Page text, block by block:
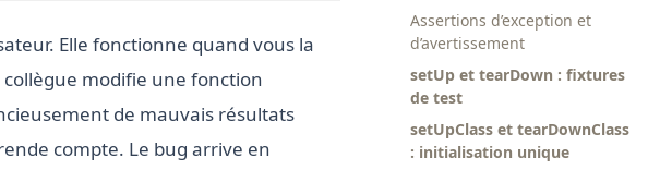
Assertions d’exception et
d’avertissement
setUp et tearDown : fixtures
de test
setUpClass et tearDownClass
: initialisation unique
Elle fonctionne quand vous la
modifie une fonction
de mauvais résultats
compte. Le bug arrive en